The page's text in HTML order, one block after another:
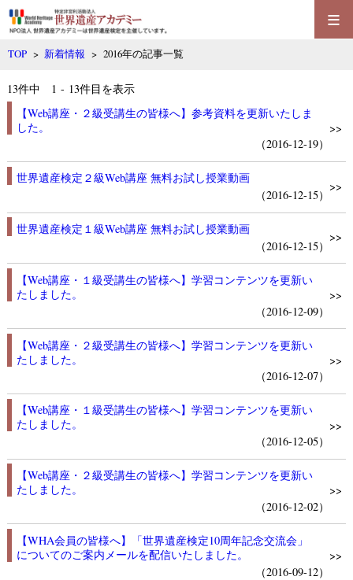
≡
TOP > 新着情報 > 2016年の記事一覧
13件中 1 - 13件目を表示
【Web講座・２級受講生の皆様へ】参考資料を更新いたしま
した。
（2016-12-19）
>>
世界遺産検定２級Web講座 無料お試し授業動画
（2016-12-15）
>>
世界遺産検定１級Web講座 無料お試し授業動画
（2016-12-15）
>>
【Web講座・１級受講生の皆様へ】学習コンテンツを更新い
たしました。
（2016-12-09）
>>
【Web講座・２級受講生の皆様へ】学習コンテンツを更新い
たしました。
（2016-12-07）
>>
【Web講座・１級受講生の皆様へ】学習コンテンツを更新い
たしました。
（2016-12-05）
>>
【Web講座・２級受講生の皆様へ】学習コンテンツを更新い
たしました。
（2016-12-02）
>>
【WHA会員の皆様へ】「世界遺産検定10周年記念交流会」
についてのご案内メールを配信いたしました。
（2016-09-12）
>>